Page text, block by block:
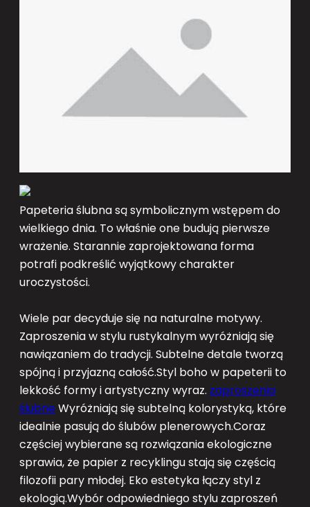
Papeteria ślubna są symbolicznym wstępem do
wielkiego dnia. To właśnie one budują pierwsze
wrażenie. Starannie zaprojektowana forma
potrafi podkreślić wyjątkowy charakter
uroczystości.
Wiele par decyduje się na naturalne motywy.
Zaproszenia w stylu rustykalnym wyróżniają się
nawiązaniem do tradycji. Subtelne detale tworzą
spójną i przyjazną całość.Styl boho w papeterii to
lekkość formy i artystyczny wyraz. zaproszenia
ślubneWyróżniają się subtelną kolorystyką, które
idealnie pasują do ślubów plenerowych.Coraz
częściej wybierane są rozwiązania ekologiczne
sprawia, że papier z recyklingu stają się częścią
filozofii pary młodej. Eko estetyka łączy styl z
ekologią.Wybór odpowiedniego stylu zaproszeń